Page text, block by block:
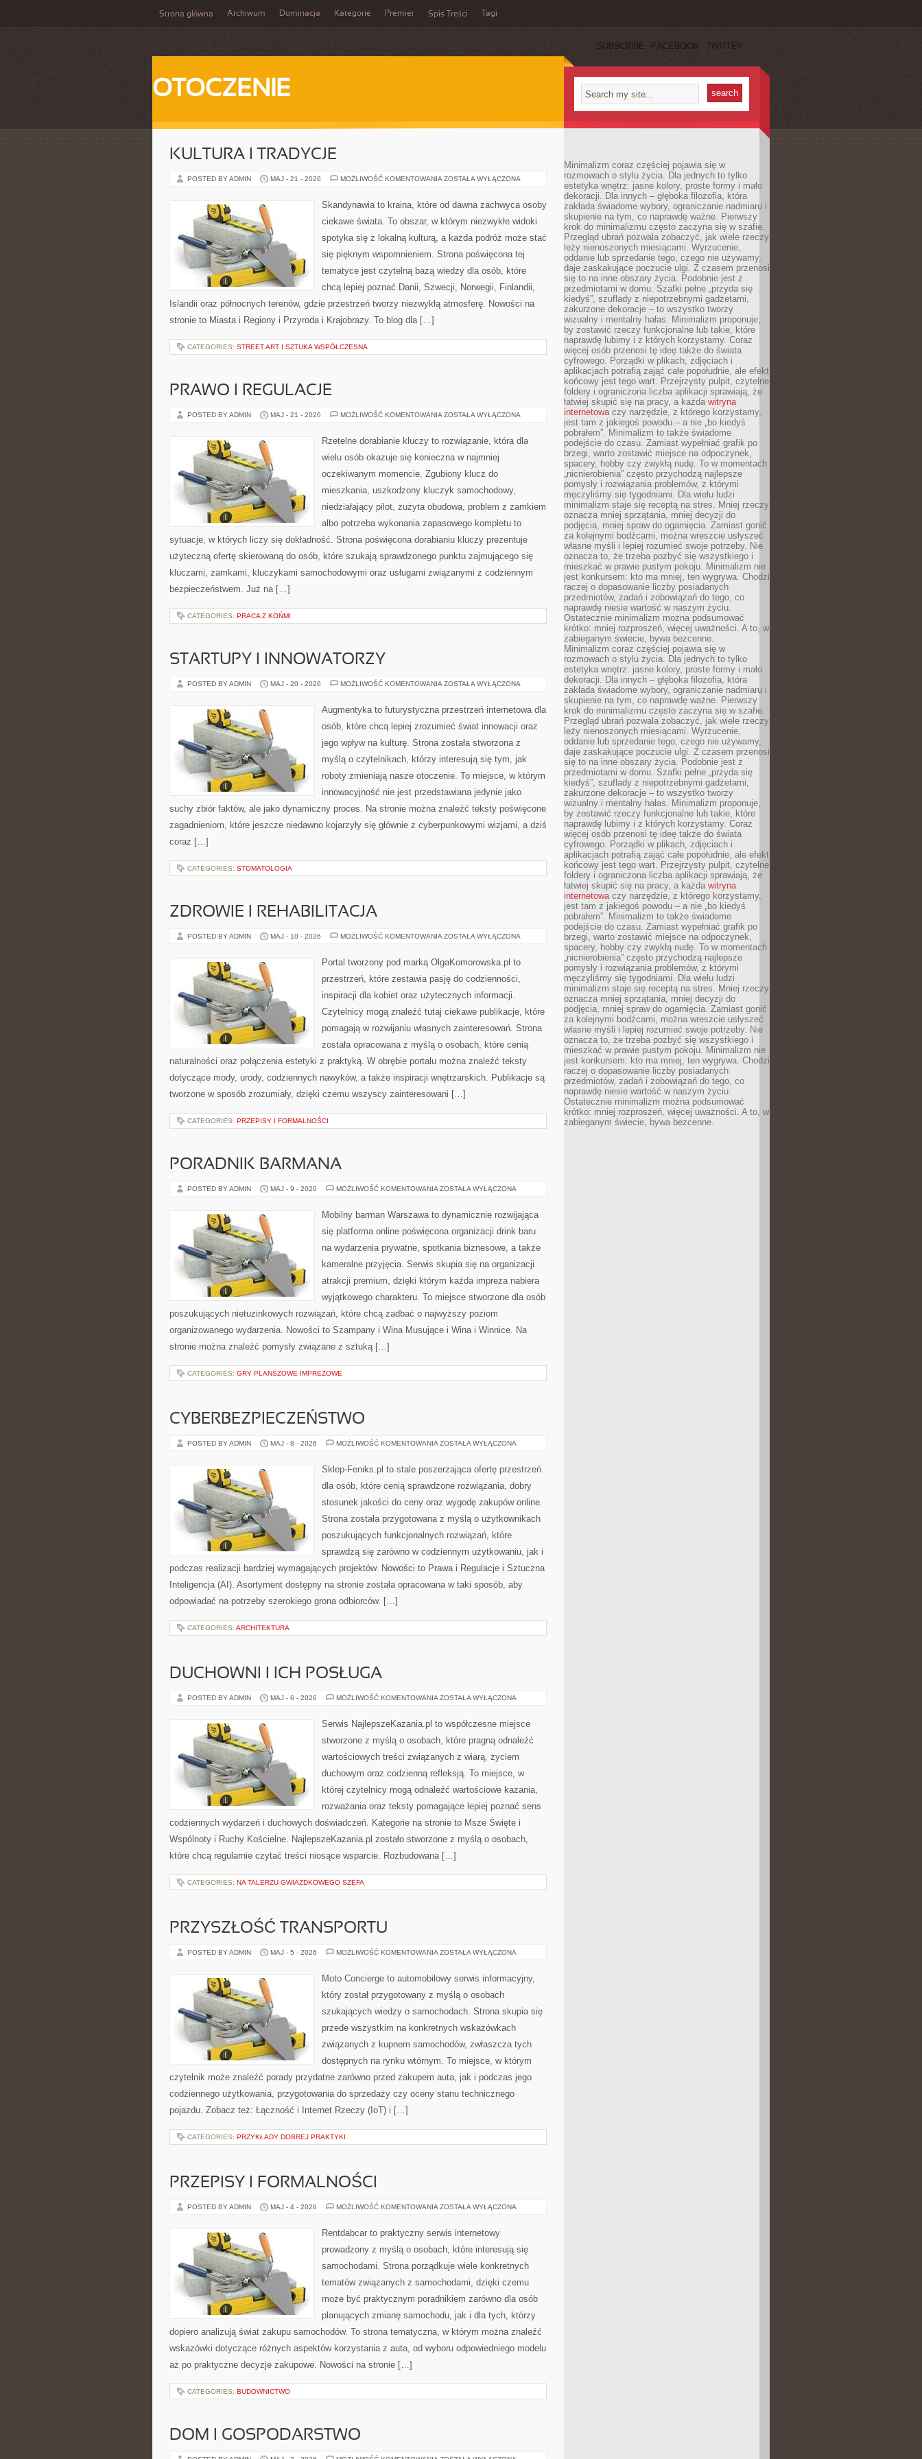
Strona główna Archiwum Dominacja Kategorie Premier Spis Treści Tagi
SUBSCRIBE FACEBOOK TWITTER
OTOCZENIE
KULTURA I TRADYCJE
POSTED BY ADMIN MAJ - 21 - 2026 MOŻLIWOŚĆ KOMENTOWANIA KULTURA
ZOSTAŁA WYŁĄCZONA
Skandynawia to kraina, które od dawna zachwyca osoby
ciekawe świata. To obszar, w którym niezwykłe widoki
spotyka się z lokalną kulturą, a każda podróż może stać
się pięknym wspomnieniem. Strona poświęcona tej
tematyce jest czytelną bazą wiedzy dla osób, które
chcą lepiej poznać Danii, Szwecji, Norwegii, Finlandii,
Islandii oraz północnych terenów, gdzie przestrzeń tworzy niezwykłą atmosferę. Nowości na
stronie to Miasta i Regiony i Przyroda i Krajobrazy. To blog dla […]
CATEGORIES: STREET ART I SZTUKA WSPÓŁCZESNA
PRAWO I REGULACJE
POSTED BY ADMIN MAJ - 21 - 2026 MOŻLIWOŚĆ KOMENTOWANIA PRAWO
ZOSTAŁA WYŁĄCZONA
Rzetelne dorabianie kluczy to rozwiązanie, która dla
wielu osób okazuje się konieczna w najmniej
oczekiwanym momencie. Zgubiony klucz do
mieszkania, uszkodzony kluczyk samochodowy,
niedziałający pilot, zużyta obudowa, problem z zamkiem
albo potrzeba wykonania zapasowego kompletu to
sytuacje, w których liczy się dokładność. Strona poświęcona dorabianiu kluczy prezentuje
użyteczną ofertę skierowaną do osób, które szukają sprawdzonego punktu zajmującego się
kluczami, zamkami, kluczykami samochodowymi oraz usługami związanymi z codziennym
bezpieczeństwem. Już na […]
CATEGORIES: PRACA Z KOŃMI
STARTUPY I INNOWATORZY
POSTED BY ADMIN MAJ - 20 - 2026 MOŻLIWOŚĆ KOMENTOWANIA STARTUPY
ZOSTAŁA WYŁĄCZONA
Augmentyka to futurystyczna przestrzeń internetowa dla
osób, które chcą lepiej zrozumieć świat innowacji oraz
jego wpływ na kulturę. Strona została stworzona z
myślą o czytelnikach, którzy interesują się tym, jak
roboty zmieniają nasze otoczenie. To miejsce, w którym
innowacyjność nie jest przedstawiana jedynie jako
suchy zbiór faktów, ale jako dynamiczny proces. Na stronie można znaleźć teksty poświęcone
zagadnieniom, które jeszcze niedawno kojarzyły się głównie z cyberpunkowymi wizjami, a dziś
coraz […]
CATEGORIES: STOMATOLOGIA
ZDROWIE I REHABILITACJA
POSTED BY ADMIN MAJ - 10 - 2026 MOŻLIWOŚĆ KOMENTOWANIA ZDROWIE
ZOSTAŁA WYŁĄCZONA
Portal tworzony pod marką OlgaKomorowska.pl to
przestrzeń, które zestawia pasję do codzienności,
inspiracji dla kobiet oraz użytecznych informacji.
Czytelnicy mogą znaleźć tutaj ciekawe publikacje, które
pomagają w rozwijaniu własnych zainteresowań. Strona
została opracowana z myślą o osobach, które cenią
naturalności oraz połączenia estetyki z praktyką. W obrębie portalu można znaleźć teksty
dotyczące mody, urody, codziennych nawyków, a także inspiracji wnętrzarskich. Publikacje są
tworzone w sposób zrozumiały, dzięki czemu wszyscy zainteresowani […]
CATEGORIES: PRZEPISY I FORMALNOŚCI
PORADNIK BARMANA
POSTED BY ADMIN MAJ - 9 - 2026 MOŻLIWOŚĆ KOMENTOWANIA PORADNIK
ZOSTAŁA WYŁĄCZONA
Mobilny barman Warszawa to dynamicznie rozwijająca
się platforma online poświęcona organizacji drink baru
na wydarzenia prywatne, spotkania biznesowe, a także
kameralne przyjęcia. Serwis skupia się na organizacji
atrakcji premium, dzięki którym każda impreza nabiera
wyjątkowego charakteru. To miejsce stworzone dla osób
poszukujących nietuzinkowych rozwiązań, które chcą zadbać o najwyższy poziom
organizowanego wydarzenia. Nowości to Szampany i Wina Musujące i Wina i Winnice. Na
stronie można znaleźć pomysły związane z sztuką […]
CATEGORIES: GRY PLANSZOWE IMPREZOWE
CYBERBEZPIECZEŃSTWO
POSTED BY ADMIN MAJ - 8 - 2026 MOŻLIWOŚĆ KOMENTOWANIA CYBERBEZPIECZEŃSTWO
ZOSTAŁA WYŁĄCZONA
Sklep-Feniks.pl to stale poszerzająca ofertę przestrzeń
dla osób, które cenią sprawdzone rozwiązania, dobry
stosunek jakości do ceny oraz wygodę zakupów online.
Strona została przygotowana z myślą o użytkownikach
poszukujących funkcjonalnych rozwiązań, które
sprawdzą się zarówno w codziennym użytkowaniu, jak i
podczas realizacji bardziej wymagających projektów. Nowości to Prawa i Regulacje i Sztuczna
Inteligencja (AI). Asortyment dostępny na stronie została opracowana w taki sposób, aby
odpowiadać na potrzeby szerokiego grona odbiorców. […]
CATEGORIES: ARCHITEKTURA
DUCHOWNI I ICH POSŁUGA
POSTED BY ADMIN MAJ - 6 - 2026 MOŻLIWOŚĆ KOMENTOWANIA DUCHOWNI
POSŁUGA
ZOSTAŁA WYŁĄCZONA
Serwis NajlepszeKazania.pl to współczesne miejsce
stworzone z myślą o osobach, które pragną odnaleźć
wartościowych treści związanych z wiarą, życiem
duchowym oraz codzienną refleksją. To miejsce, w
której czytelnicy mogą odnaleźć wartościowe kazania,
rozważania oraz teksty pomagające lepiej poznać sens
codziennych wydarzeń i duchowych doświadczeń. Kategorie na stronie to Msze Święte i
Wspólnoty i Ruchy Kościelne. NajlepszeKazania.pl zostało stworzone z myślą o osobach,
które chcą regularnie czytać treści niosące wsparcie. Rozbudowana […]
CATEGORIES: NA TALERZU GWIAZDKOWEGO SZEFA
PRZYSZŁOŚĆ TRANSPORTU
POSTED BY ADMIN MAJ - 5 - 2026 MOŻLIWOŚĆ KOMENTOWANIA PRZYSZŁOŚĆ
ZOSTAŁA WYŁĄCZONA
Moto Concierge to automobilowy serwis informacyjny,
który został przygotowany z myślą o osobach
szukających wiedzy o samochodach. Strona skupia się
przede wszystkim na konkretnych wskazówkach
związanych z kupnem samochodów, zwłaszcza tych
dostępnych na rynku wtórnym. To miejsce, w którym
czytelnik może znaleźć porady przydatne zarówno przed zakupem auta, jak i podczas jego
codziennego użytkowania, przygotowania do sprzedaży czy oceny stanu technicznego
pojazdu. Zobacz też: Łączność i Internet Rzeczy (IoT) i […]
CATEGORIES: PRZYKŁADY DOBREJ PRAKTYKI
PRZEPISY I FORMALNOŚCI
POSTED BY ADMIN MAJ - 4 - 2026 MOŻLIWOŚĆ KOMENTOWANIA PRZEPISY
ZOSTAŁA WYŁĄCZONA
Rentdabcar to praktyczny serwis internetowy
prowadzony z myślą o osobach, które interesują się
samochodami. Strona porządkuje wiele konkretnych
tematów związanych z samochodami, dzięki czemu
może być praktycznym poradnikiem zarówno dla osób
planujących zmianę samochodu, jak i dla tych, którzy
dopiero analizują świat zakupu samochodów. To strona tematyczna, w którym można znaleźć
wskazówki dotyczące różnych aspektów korzystania z auta, od wyboru odpowiedniego modelu
aż po praktyczne decyzje zakupowe. Nowości na stronie […]
CATEGORIES: BUDOWNICTWO
DOM I GOSPODARSTWO
Minimalizm coraz częściej pojawia się w
rozmowach o stylu życia. Dla jednych to tylko
estetyka wnętrz: jasne kolory, proste formy i mało
dekoracji. Dla innych – głęboka filozofia, która
zakłada świadome wybory, ograniczanie nadmiaru i
skupienie na tym, co naprawdę ważne. Pierwszy
krok do minimalizmu często zaczyna się w szafie.
Przegląd ubrań pozwala zobaczyć, jak wiele rzeczy
leży nienoszonych miesiącami. Wyrzucenie,
oddanie lub sprzedanie tego, czego nie używamy,
daje zaskakujące poczucie ulgi. Z czasem przenosi
się to na inne obszary życia. Podobnie jest z
przedmiotami w domu. Szafki pełne „przyda się
kiedyś”, szuflady z niepotrzebnymi gadżetami,
zakurzone dekoracje – to wszystko tworzy
wizualny i mentalny hałas. Minimalizm proponuje,
by zostawić rzeczy funkcjonalne lub takie, które
naprawdę lubimy i z których korzystamy. Coraz
więcej osób przenosi tę ideę także do świata
cyfrowego. Porządki w plikach, zdjęciach i
aplikacjach potrafią zająć całe popołudnie, ale efekt
końcowy jest tego wart. Przejrzysty pulpit, czytelne
foldery i ograniczona liczba aplikacji sprawiają, że
łatwiej skupić się na pracy, a każda witryna
internetowaczy narzędzie, z którego korzystamy,
jest tam z jakiegoś powodu – a nie „bo kiedyś
pobrałem”. Minimalizm to także świadome
podejście do czasu. Zamiast wypełniać grafik po
brzegi, warto zostawić miejsce na odpoczynek,
spacery, hobby czy zwykłą nudę. To w momentach
„nicnierobienia” często przychodzą najlepsze
pomysły i rozwiązania problemów, z którymi
męczyliśmy się tygodniami. Dla wielu ludzi
minimalizm staje się receptą na stres. Mniej rzeczy
oznacza mniej sprzątania, mniej decyzji do
podjęcia, mniej spraw do ogarnięcia. Zamiast gonić
za kolejnymi bodźcami, można wreszcie usłyszeć
własne myśli i lepiej rozumieć swoje potrzeby. Nie
oznacza to, że trzeba pozbyć się wszystkiego i
mieszkać w prawie pustym pokoju. Minimalizm nie
jest konkursem: kto ma mniej, ten wygrywa. Chodzi
raczej o dopasowanie liczby posiadanych
przedmiotów, zadań i zobowiązań do tego, co
naprawdę niesie wartość w naszym życiu.
Ostatecznie minimalizm można podsumować
krótko: mniej rozproszeń, więcej uważności. A to, w
zabieganym świecie, bywa bezcenne.
Minimalizm coraz częściej pojawia się w
rozmowach o stylu życia. Dla jednych to tylko
estetyka wnętrz: jasne kolory, proste formy i mało
dekoracji. Dla innych – głęboka filozofia, która
zakłada świadome wybory, ograniczanie nadmiaru i
skupienie na tym, co naprawdę ważne. Pierwszy
krok do minimalizmu często zaczyna się w szafie.
Przegląd ubrań pozwala zobaczyć, jak wiele rzeczy
leży nienoszonych miesiącami. Wyrzucenie,
oddanie lub sprzedanie tego, czego nie używamy,
daje zaskakujące poczucie ulgi. Z czasem przenosi
się to na inne obszary życia. Podobnie jest z
przedmiotami w domu. Szafki pełne „przyda się
kiedyś”, szuflady z niepotrzebnymi gadżetami,
zakurzone dekoracje – to wszystko tworzy
wizualny i mentalny hałas. Minimalizm proponuje,
by zostawić rzeczy funkcjonalne lub takie, które
naprawdę lubimy i z których korzystamy. Coraz
więcej osób przenosi tę ideę także do świata
cyfrowego. Porządki w plikach, zdjęciach i
aplikacjach potrafią zająć całe popołudnie, ale efekt
końcowy jest tego wart. Przejrzysty pulpit, czytelne
foldery i ograniczona liczba aplikacji sprawiają, że
łatwiej skupić się na pracy, a każda witryna
internetowaczy narzędzie, z którego korzystamy,
jest tam z jakiegoś powodu – a nie „bo kiedyś
pobrałem”. Minimalizm to także świadome
podejście do czasu. Zamiast wypełniać grafik po
brzegi, warto zostawić miejsce na odpoczynek,
spacery, hobby czy zwykłą nudę. To w momentach
„nicnierobienia” często przychodzą najlepsze
pomysły i rozwiązania problemów, z którymi
męczyliśmy się tygodniami. Dla wielu ludzi
minimalizm staje się receptą na stres. Mniej rzeczy
oznacza mniej sprzątania, mniej decyzji do
podjęcia, mniej spraw do ogarnięcia. Zamiast gonić
za kolejnymi bodźcami, można wreszcie usłyszeć
własne myśli i lepiej rozumieć swoje potrzeby. Nie
oznacza to, że trzeba pozbyć się wszystkiego i
mieszkać w prawie pustym pokoju. Minimalizm nie
jest konkursem: kto ma mniej, ten wygrywa. Chodzi
raczej o dopasowanie liczby posiadanych
przedmiotów, zadań i zobowiązań do tego, co
naprawdę niesie wartość w naszym życiu.
Ostatecznie minimalizm można podsumować
krótko: mniej rozproszeń, więcej uważności. A to, w
zabieganym świecie, bywa bezcenne.